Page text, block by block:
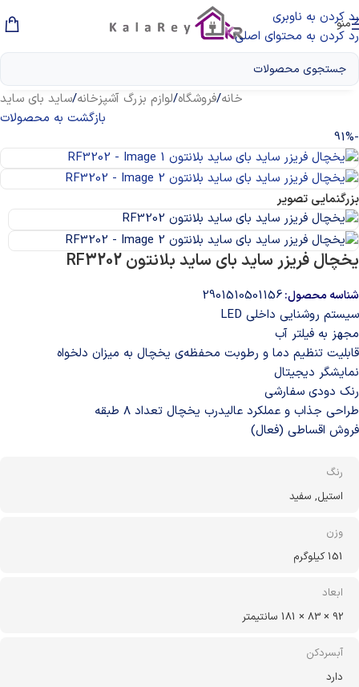
رد کردن به ناوبری
رد کردن به محتوای اصلی
منو
خانه/فروشگاه/لوازم بزرگ آشپزخانه/ساید بای ساید
بازگشت به محصولات
-91%
بزرگنمایی تصویر
یخچال فریزر ساید بای ساید بلانتون RF3202
شناسه محصول:2901510501156
سیستم روشنایی داخلی LED
مجهز به فیلتر آب
قابلیت تنظیم دما و رطوبت محفظه‌ی یخچال به میزان دلخواه
نمایشگر دیجیتال
رنک دودی سفارشی
طراحی جذاب و عملکرد عالیدرب یخچال تعداد ۸ طبقه
فروش اقساطی (فعال)
رنگ
استیل, سفید
وزن
151 کیلوگرم
ابعاد
92 × 83 × 181 سانتیمتر
آبسردکن
دارد